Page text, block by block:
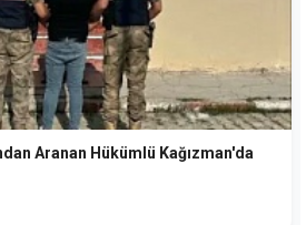
Aranan Hükümlü Kağızman'da